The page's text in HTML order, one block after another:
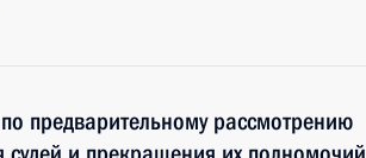
предварительному рассмотрению